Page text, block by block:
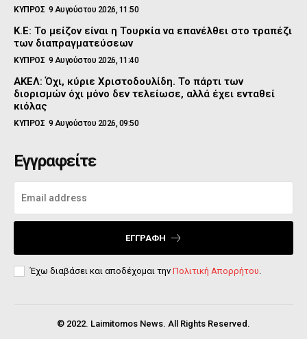
ΚΥΠΡΟΣ 9 Αυγούστου 2026, 11:50
Κ.Ε: Το μείζον είναι η Τουρκία να επανέλθει στο τραπέζι
των διαπραγματεύσεων
ΚΥΠΡΟΣ 9 Αυγούστου 2026, 11:40
ΑΚΕΛ: Όχι, κύριε Χριστοδουλίδη. Το πάρτι των
διορισμών όχι μόνο δεν τελείωσε, αλλά έχει ενταθεί
κιόλας
ΚΥΠΡΟΣ 9 Αυγούστου 2026, 09:50
Εγγραφείτε
ΕΓΓΡΑΦΉ
Έχω διαβάσει και αποδέχομαι την Πολιτική Απορρήτου.
© 2022. Laimitomos News. All Rights Reserved.